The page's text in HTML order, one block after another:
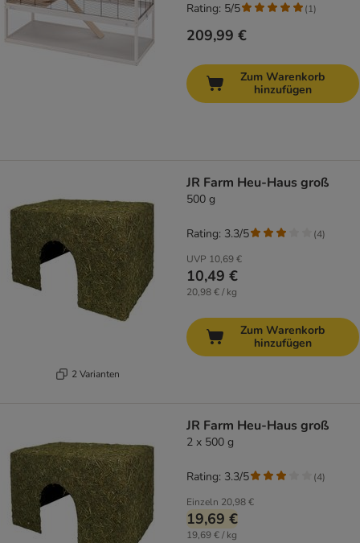
209,99 €
Rating: 5/5 (1)
Zum Warenkorb
hinzufügen
2 Varianten
JR Farm Heu-Haus groß
500 g
UVP 10,69 €
10,49 €
20,98 € / kg
Rating: 3.3/5 (4)
Zum Warenkorb
hinzufügen
JR Farm Heu-Haus groß
2 x 500 g
Einzeln 20,98 €
19,69 €
19,69 € / kg
Rating: 3.3/5 (4)